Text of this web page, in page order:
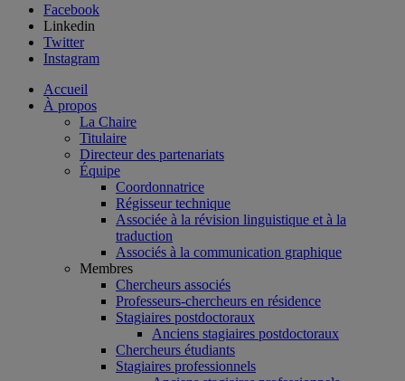
Facebook
Linkedin
Twitter
Instagram
Accueil
À propos
La Chaire
Titulaire
Directeur des partenariats
Équipe
Coordonnatrice
Régisseur technique
Associée à la révision linguistique et à la
traduction
Associés à la communication graphique
Membres
Chercheurs associés
Professeurs-chercheurs en résidence
Stagiaires postdoctoraux
Anciens stagiaires postdoctoraux
Chercheurs étudiants
Stagiaires professionnels